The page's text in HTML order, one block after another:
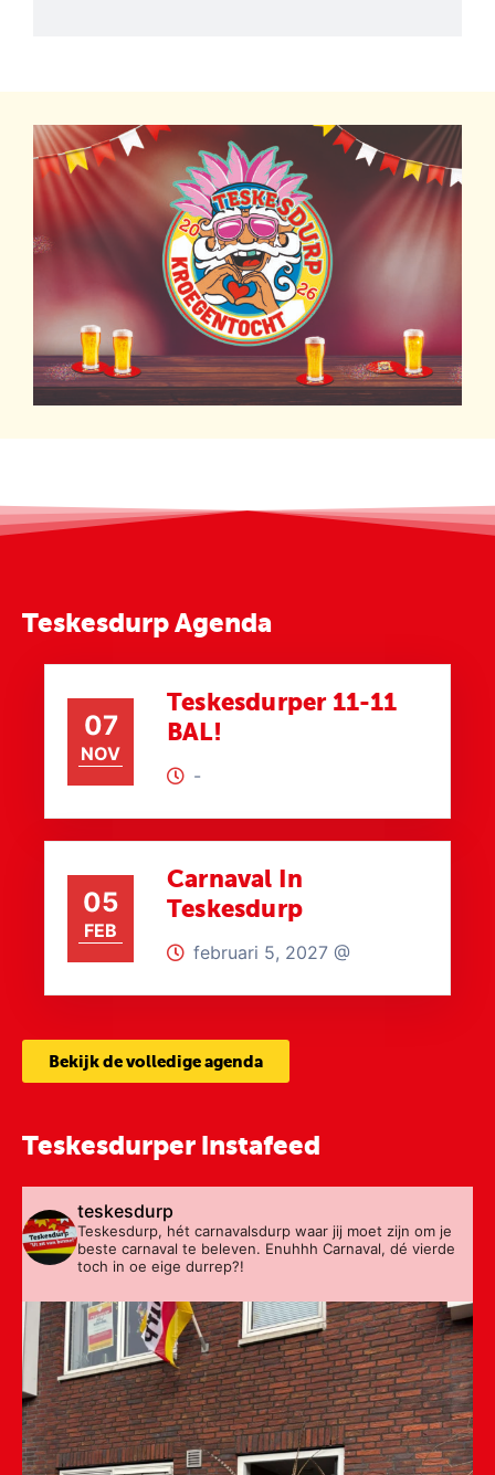
Teskesdurp Agenda
07
NOV
Teskesdurper 11-11
BAL!
-
05
FEB
Carnaval In
Teskesdurp
februari 5, 2027 @
Bekijk de volledige agenda
Teskesdurper instafeed
teskesdurp
Teskesdurp, hét carnavalsdurp waar jij moet zijn om je
beste carnaval te beleven. Enuhhh Carnaval, dé vierde
toch in oe eige durrep?!